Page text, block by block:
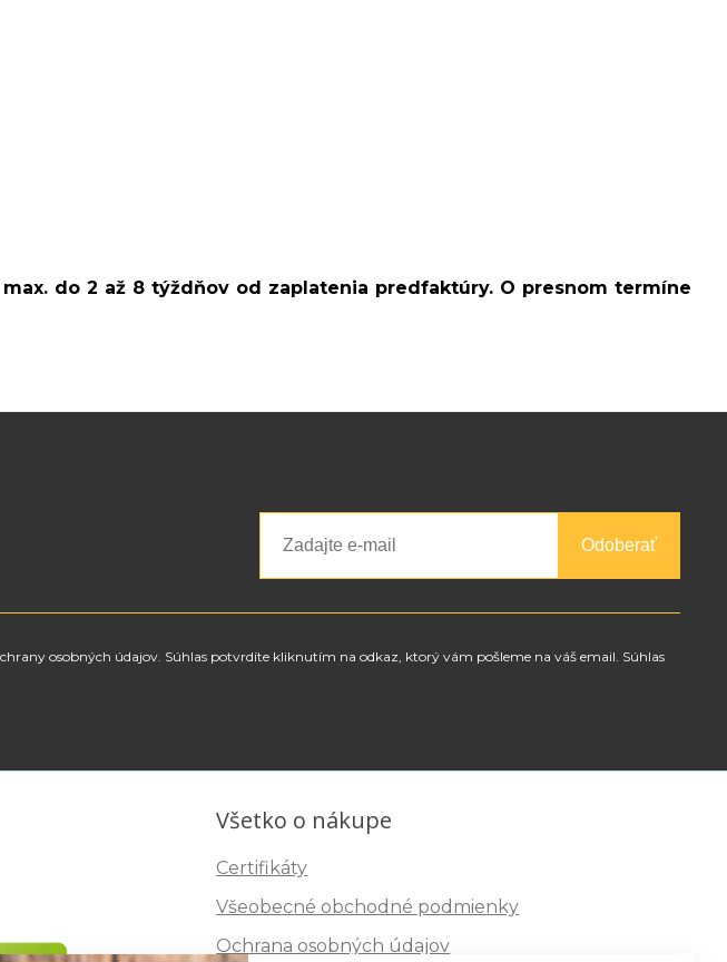
do 2 až 8 týždňov od zaplatenia predfaktúry. O presnom termíne
Odoberať
osobných údajov. Súhlas potvrdíte kliknutím na odkaz, ktorý vám pošleme na váš email. Súhlas
Všetko o nákupe
Certifikáty
Všeobecné obchodné podmienky
Ochrana osobných údajov